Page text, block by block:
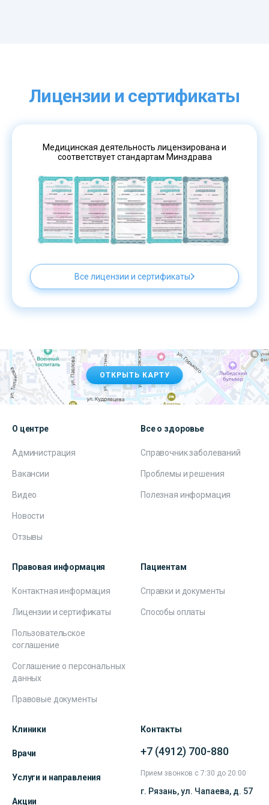
Лицензии и сертификаты
Медицинская деятельность лицензирована и
соответствует стандартам Минздрава
Все лицензии и сертификаты
ОТКРЫТЬ КАРТУ
О центре
Администрация
Вакансии
Видео
Новости
Отзывы
Все о здоровье
Справочник заболеваний
Проблемы и решения
Полезная информация
Правовая информация
Контактная информация
Лицензии и сертификаты
Пользовательское
соглашение
Соглашение о персональных
данных
Правовые документы
Пациентам
Справки и документы
Способы оплаты
Клиники
Врачи
Услуги и направления
Акции
Контакты
+7 (4912) 700-880
Прием звонков с 7:30 до 20:00
г. Рязань, ул. Чапаева, д. 57